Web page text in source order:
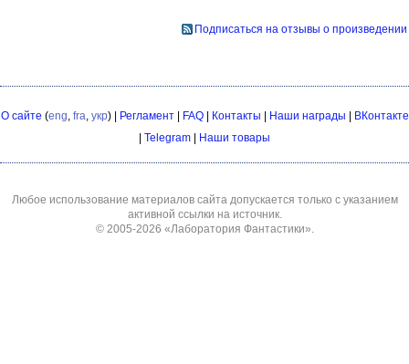
Подписаться на отзывы о произведении
О сайте (eng fra укр) | Регламент| FAQ| Контакты | Наши награды | ВКонтакте
| Telegram | Наши товары
Любое использование материалов сайта допускается только с указанием
активной ссылки на источник.
© 2005-2026 «Лаборатория Фантастики»